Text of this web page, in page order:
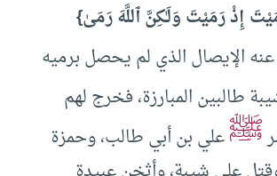
إِذْ رَمَيْتَ وَلَـٰكِنَّ ٱللَّهَ رَمَىٰ}
عنه الإيصال الذي لم يحصل برميه
طالبين المبارزة، فخرج لهم
ﷺعلي بن أبي طالب، وحمزة